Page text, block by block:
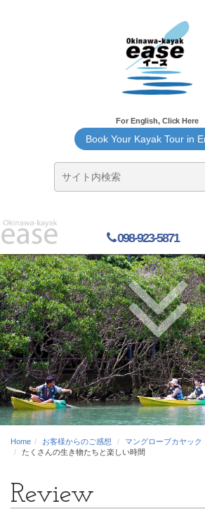
For English, Click Here
Book Your Kayak Tour in
098-923-5871
Home お客様からのご感想
マングローブカヤック
たくさんの生き物たちと楽しい時間